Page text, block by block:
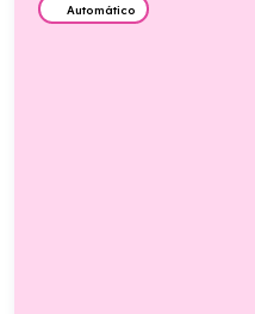
Automático